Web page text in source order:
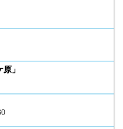
」